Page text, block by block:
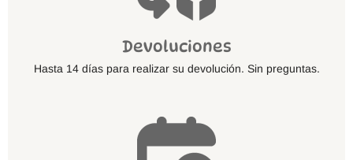
Devoluciones
Hasta 14 días para realizar su devolución. Sin preguntas.